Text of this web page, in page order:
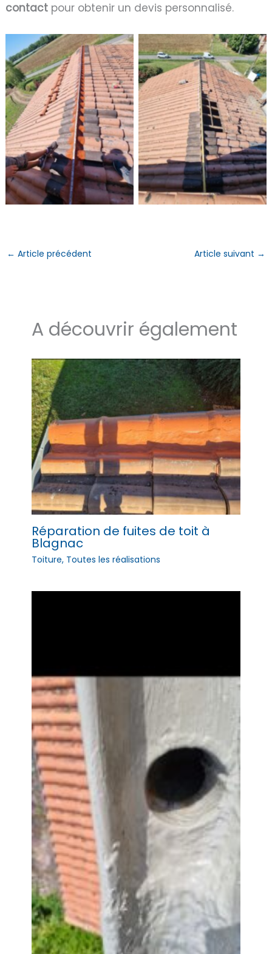
contact pour obtenir un devis personnalisé.
Une Toiture Rénovée
en Profondeur par
Loustalot Rénovation
à Saint Jory
Une Toiture Rénovée
en Profondeur par
Loustalot Rénovation
à Saint Jory
← Article précédent Article suivant →
A découvrir également
Réparation de fuites de toit à
Blagnac
Toiture, Toutes les réalisations